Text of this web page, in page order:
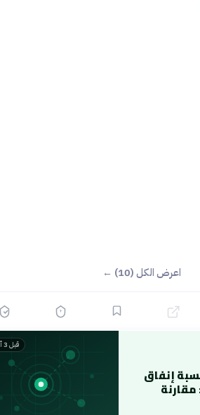
اعرض الكل (10) ←